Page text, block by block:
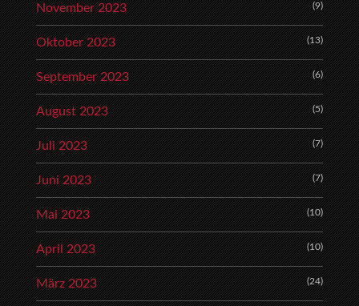
November 2023 (9)
Oktober 2023 (13)
September 2023 (6)
August 2023 (5)
Juli 2023 (7)
Juni 2023 (7)
Mai 2023 (10)
April 2023 (10)
März 2023 (24)